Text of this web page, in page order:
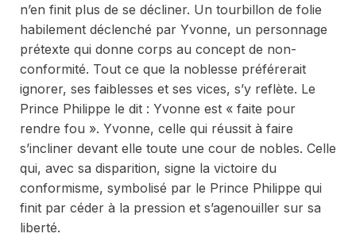
n’en finit plus de se décliner. Un tourbillon de folie
habilement déclenché par Yvonne, un personnage
prétexte qui donne corps au concept de non-
conformité. Tout ce que la noblesse préférerait
ignorer, ses faiblesses et ses vices, s’y reflète. Le
Prince Philippe le dit : Yvonne est « faite pour
rendre fou ». Yvonne, celle qui réussit à faire
s’incliner devant elle toute une cour de nobles. Celle
qui, avec sa disparition, signe la victoire du
conformisme, symbolisé par le Prince Philippe qui
finit par céder à la pression et s’agenouiller sur sa
liberté.